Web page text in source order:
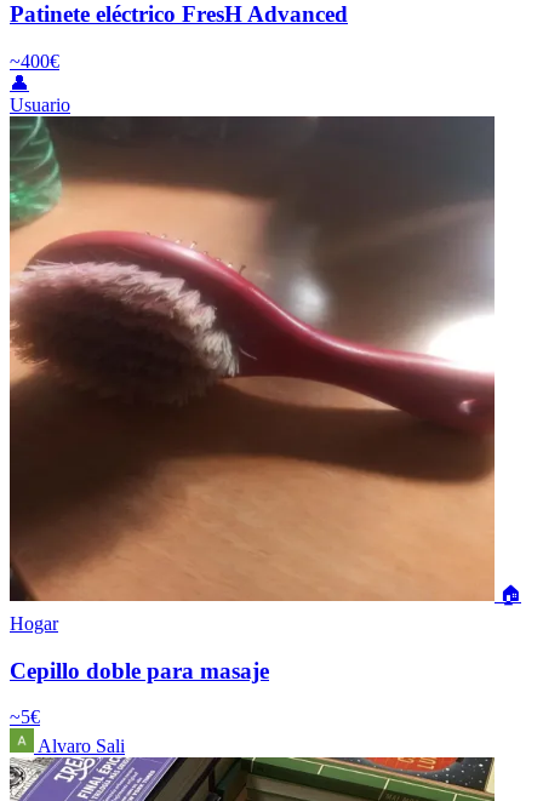
Patinete eléctrico FresH Advanced
~400€
👤
Usuario
🏠
Hogar
Cepillo doble para masaje
~5€
Alvaro Sali